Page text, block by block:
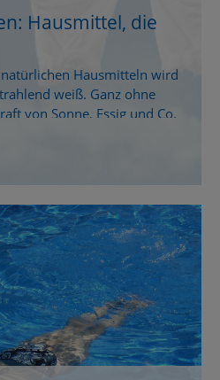
Hausmittel, die
Hausmitteln wird
weiß. Ganz ohne
von Sonne, Essig und Co.
Kleidung ihren Glanz. Die